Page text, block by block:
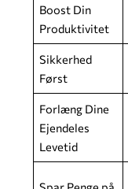
Boost Din
Produktivitet
Sikkerhed
Først
Forlæng Dine
Ejendeles
Levetid